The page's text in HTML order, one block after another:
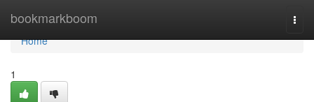
bookmarkboom
Home
Home
1